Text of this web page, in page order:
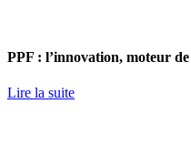
PPF : l’innovation, moteur
Lire la suite